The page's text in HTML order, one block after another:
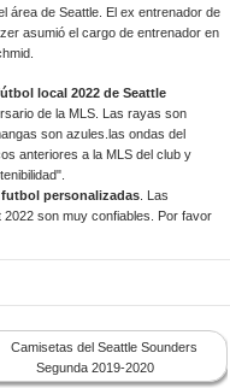
área de Seattle. El ex entrenador de
asumió el cargo de entrenador en
local 2022 de Seattle
de la MLS. Las rayas son
son azules.las ondas del
anteriores a la MLS del club y
futbol personalizadas. Las
son muy confiables. Por favor